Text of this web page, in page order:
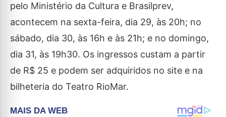
pelo Ministério da Cultura e Brasilprev,
acontecem na sexta-feira, dia 29, às 20h; no
sábado, dia 30, às 16h e às 21h; e no domingo,
dia 31, às 19h30. Os ingressos custam a partir
de R$ 25 e podem ser adquiridos no site e na
bilheteria do Teatro RioMar.